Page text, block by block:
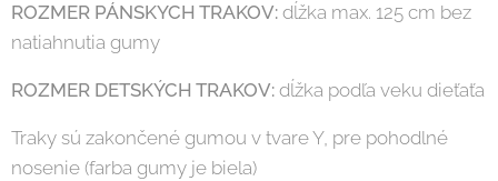
ROZMER PÁNSKYCH TRAKOV: dĺžka max. 125 cm bez
natiahnutia gumy
ROZMER DETSKÝCH TRAKOV: dĺžka podľa veku dieťaťa
Traky sú zakončené gumou v tvare Y, pre pohodlné
nosenie (farba gumy je biela)